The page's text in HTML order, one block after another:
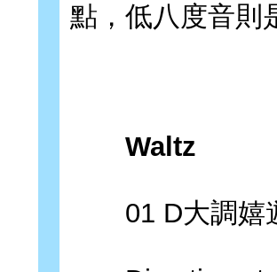
點，低八度音則
Waltz
01 D大調嬉